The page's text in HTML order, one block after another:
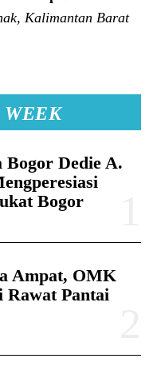
WEEK
Dedie A.
Bogor
Ampat, OMK
Rawat Pantai
Kalimantan Barat